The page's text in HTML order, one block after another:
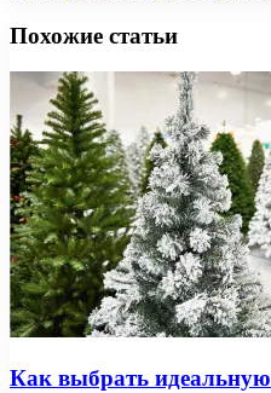
Похожие статьи
Как выбрать